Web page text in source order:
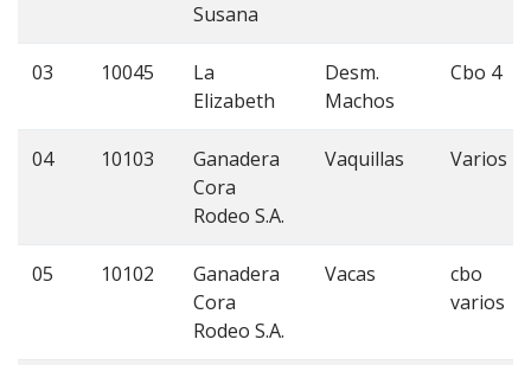
Susana
03 10045
La
Elizabeth
Desm.
Machos
Cbo 4
04 10103
Ganadera
Cora
Rodeo S.A.
Vaquillas Varios
05 10102
Ganadera
Cora
Rodeo S.A.
Vacas
cbo
varios